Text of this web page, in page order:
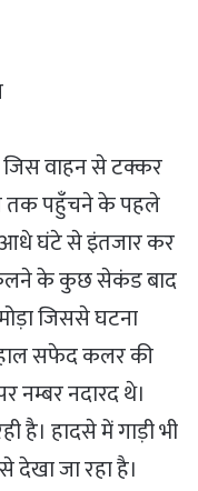
जिस वाहन से टक्कर
तक पहुँचने के पहले
आधे घंटे से इंतजार कर
के कुछ सेकंड बाद
जिससे घटना
सफेद कलर की
नम्बर नदारद थे।
है। हादसे में गाड़ी भी
देखा जा रहा है।